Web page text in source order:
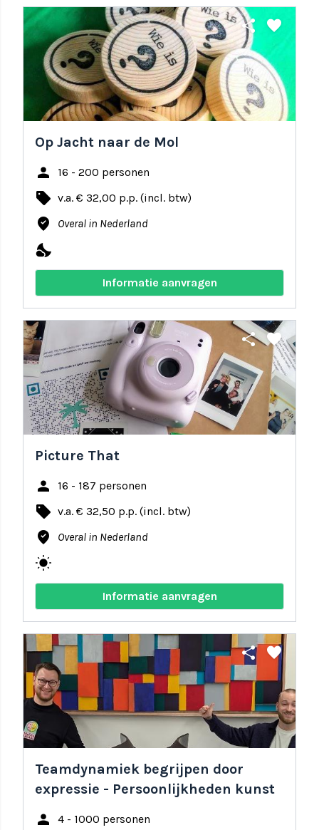
share favorite
Op Jacht naar de Mol
person 16 - 200 personen
local_offer v.a. € 32,00 p.p. (incl. btw)
where_to_vote Overal in Nederland
nights_stay
Informatie aanvragen
share favorite
Picture That
person 16 - 187 personen
local_offer v.a. € 32,50 p.p. (incl. btw)
where_to_vote Overal in Nederland
wb_sunny
Informatie aanvragen
share favorite
Teamdynamiek begrijpen door
expressie - Persoonlijkheden kunst
person 4 - 1000 personen